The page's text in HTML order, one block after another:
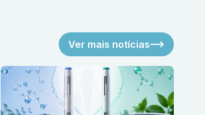
Ver mais notícias